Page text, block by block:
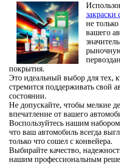
закраски
не
вашего
покрытия.
Это идеальный выбор для тех,
стремится поддерживать свой
состоянии.
Не допускайте, чтобы мелкие
впечатление от вашего
Воспользуйтесь нашим набором
что ваш автомобиль всегда
только что сошел с конвейера.
Выбирайте качество,
нашим профессиональным